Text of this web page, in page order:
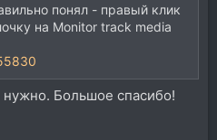
понял - правый клик
на Monitor track media
Большое спасибо!